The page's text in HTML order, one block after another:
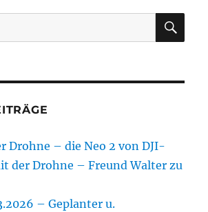
Drohne – die Neo 2 von DJI-
der Drohne – Freund Walter zu
– Geplanter u.